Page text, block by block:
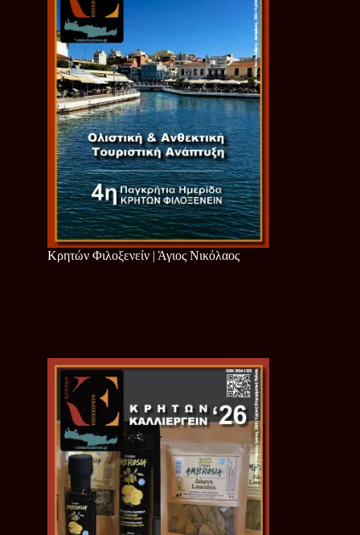
Κρητών Φιλοξενείν | Άγιος Νικόλαος